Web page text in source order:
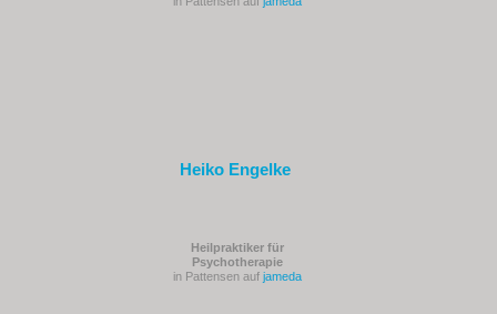
Heiko Engelke
Heilpraktiker für
Psychotherapie
in Pattensen auf jameda